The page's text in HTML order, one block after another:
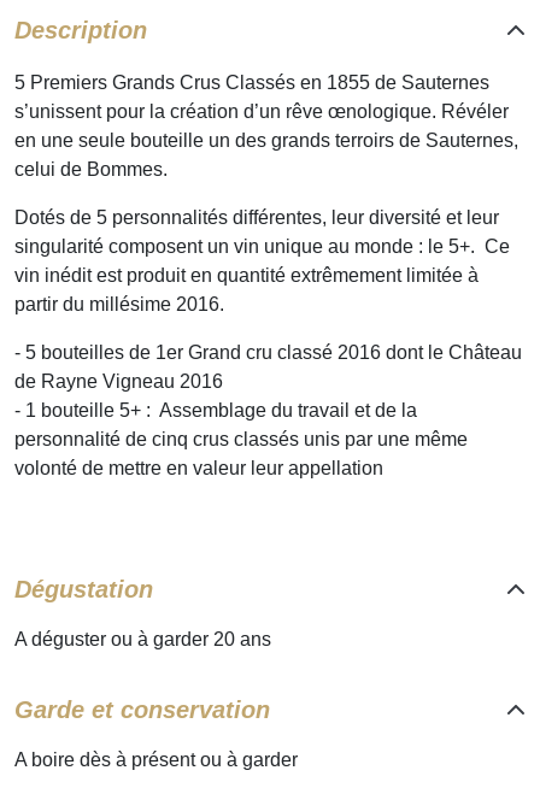
Description
5 Premiers Grands Crus Classés en 1855 de Sauternes
s’unissent pour la création d’un rêve œnologique. Révéler
en une seule bouteille un des grands terroirs de Sauternes,
celui de Bommes.
Dotés de 5 personnalités différentes, leur diversité et leur
singularité composent un vin unique au monde : le 5+. Ce
vin inédit est produit en quantité extrêmement limitée à
partir du millésime 2016.
- 5 bouteilles de 1er Grand cru classé 2016 dont le Château
de Rayne Vigneau 2016
- 1 bouteille 5+ : Assemblage du travail et de la
personnalité de cinq crus classés unis par une même
volonté de mettre en valeur leur appellation
Dégustation
A déguster ou à garder 20 ans
Garde et conservation
A boire dès à présent ou à garder